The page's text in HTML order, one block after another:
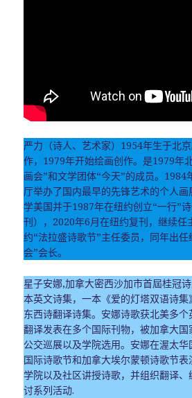
严力（诗人、艺术家）1954年生于北
作，1979年开始绘画创作。是1979年
画会”和文学团体“今天”的成员。1984
厅举办了国内最早的先锋艺术的个人
学美国并于1987年在纽约创立“一行”
刊），2020年6月在纽约复刊，继续任
约“法拉盛诗歌节”主任委员，同年出
会”会长。
星子安娜,加拿大密西沙加市首屆桂冠
本英文诗集，一本《爱的灯塔双语诗集
东西诗翻译诗集。安娜诗歌获北美多
翻译发表在多个国际刊物，被加拿大
公交巡展以及学院选用。安娜在渥太
国际诗歌节和加拿大埃尔蒙顿诗歌节表
学院以及社区讲授诗歌，并组织翻译
讨系列活动.